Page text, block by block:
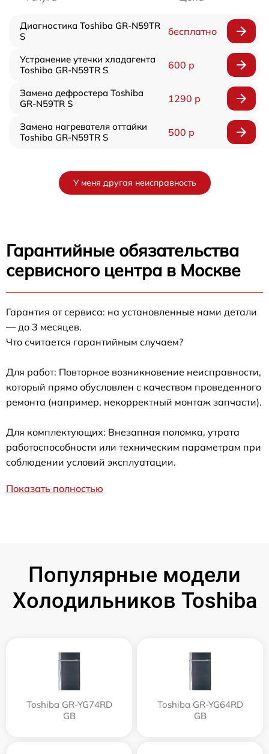
Диагностика Toshiba GR-N59TR
S
бесплатно
Устранение утечки хладагента
Toshiba GR-N59TR S
600 р
Замена дефростера Toshiba
GR-N59TR S
1290 р
Замена нагревателя оттайки
Toshiba GR-N59TR S
500 р
У меня другая неисправность
Гарантийные обязательства
сервисного центра в Москве
Гарантия от сервиса: на установленные нами детали
— до 3 месяцев.
Что считается гарантийным случаем?
Для работ: Повторное возникновение неисправности,
который прямо обусловлен с качеством проведенного
ремонта (например, некорректный монтаж запчасти).
Для комплектующих: Внезапная поломка, утрата
работоспособности или техническим параметрам при
соблюдении условий эксплуатации.
Показать полностью
Популярные модели
Холодильников Toshiba
Toshiba GR-YG74RD
GB
Toshiba GR-YG64RD
GB